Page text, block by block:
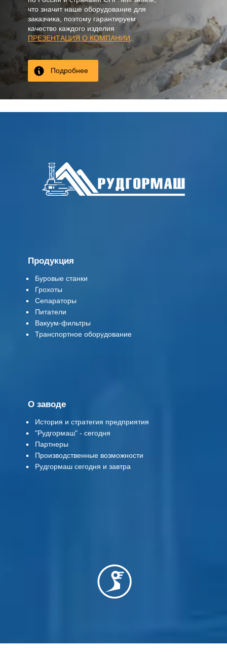
что значит наше оборудование для
заказчика, поэтому гарантируем
качество каждого изделия
ПРЕЗЕНТАЦИЯ О КОМПАНИИ
Подробнее
Продукция
Буровые станки
Грохоты
Сепараторы
Питатели
Вакуум-фильтры
Транспортное оборудование
О заводе
История и стратегия предприятия
"Рудгормаш" - сегодня
Партнеры
Производственные возможности
Рудгормаш сегодня и завтра